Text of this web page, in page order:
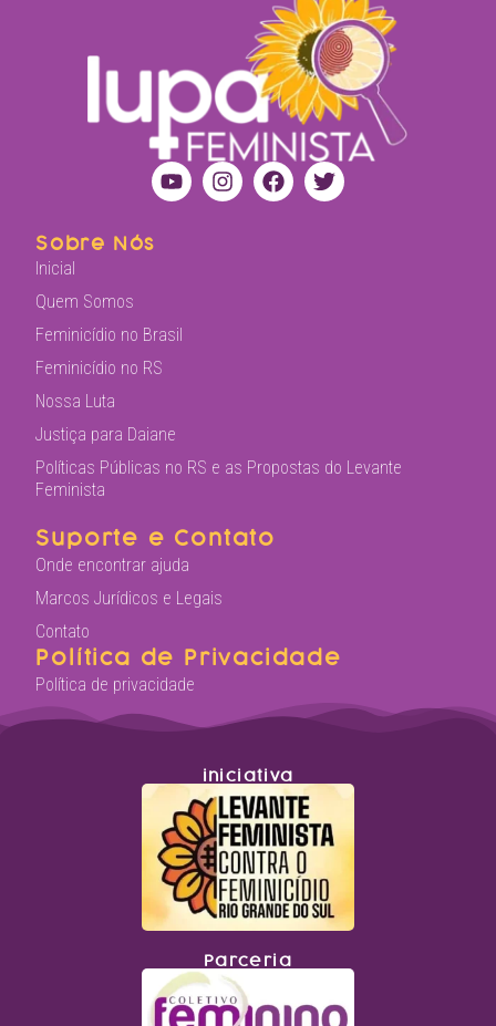
Sobre Nós
Inicial
Quem Somos
Feminicídio no Brasil
Feminicídio no RS
Nossa Luta
Justiça para Daiane
Políticas Públicas no RS e as Propostas do Levante
Feminista
Suporte e Contato
Onde encontrar ajuda
Marcos Jurídicos e Legais
Contato
Política de Privacidade
Política de privacidade
iniciativa
Parceria